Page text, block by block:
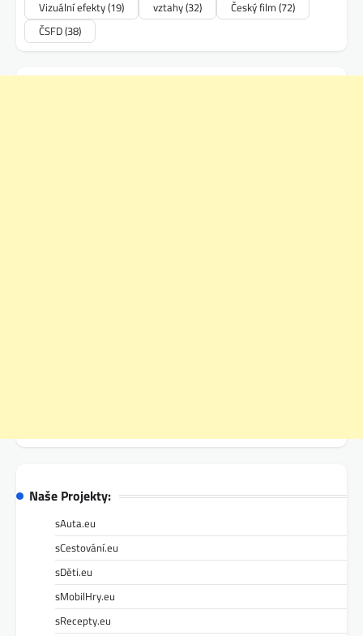
Vizuální efekty(19) vztahy(32) Český film (72)
ČSFD(38)
Naše Projekty:
sAuta.eu
sCestování.eu
sDěti.eu
sMobilHry.eu
sRecepty.eu